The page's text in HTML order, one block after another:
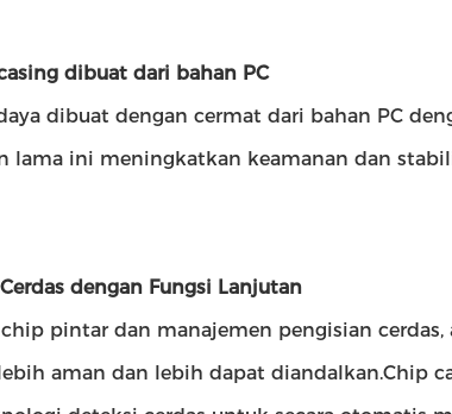
dibuat dari bahan PC
dibuat dengan cermat dari bahan PC
lama ini meningkatkan keamanan dan
dengan Fungsi Lanjutan
pintar dan manajemen pengisian
aman dan lebih dapat diandalkan.Chip